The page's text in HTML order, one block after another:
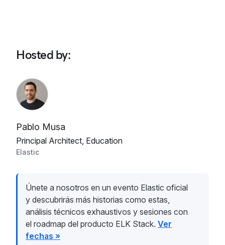
Hosted by:
Pablo Musa
Principal Architect, Education
Elastic
Únete a nosotros en un evento Elastic oficial
y descubrirás más historias como estas,
análisis técnicos exhaustivos y sesiones con
el roadmap del producto ELK Stack. Ver
fechas »